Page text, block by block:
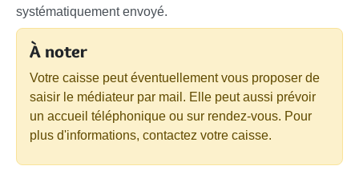
systématiquement envoyé.
À noter
Votre caisse peut éventuellement vous proposer de
saisir le médiateur par mail. Elle peut aussi prévoir
un accueil téléphonique ou sur rendez-vous. Pour
plus d'informations, contactez votre caisse.